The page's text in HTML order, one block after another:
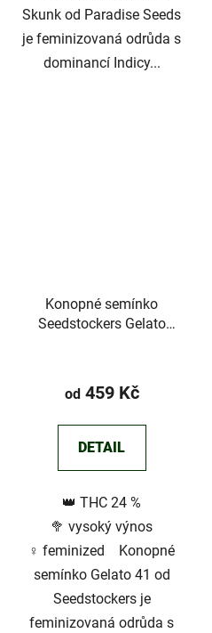
Skunk od Paradise Seeds
je feminizovaná odrůda s
dominancí Indicy...
Konopné semínko
Seedstockers Gelato
hodnocení
je
5,0
5
hvězdiček.
od459 Kč
DETAIL
👑 THC 24 %
🥦 vysoký výnos
♀️ feminized Konopné
semínko Gelato 41 od
Seedstockers je
feminizovaná odrůda s